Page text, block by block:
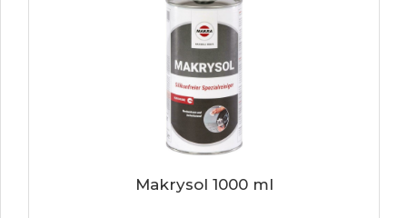
Makrysol 1000 ml